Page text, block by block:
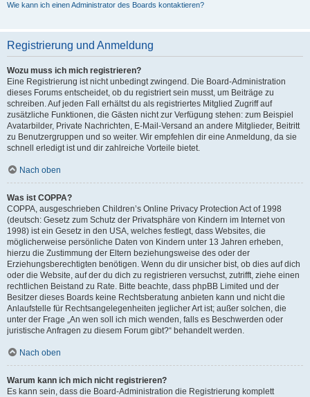
Wie kann ich einen Administrator des Boards kontaktieren?
Registrierung und Anmeldung
Wozu muss ich mich registrieren?
Eine Registrierung ist nicht unbedingt zwingend. Die Board-Administration
dieses Forums entscheidet, ob du registriert sein musst, um Beiträge zu
schreiben. Auf jeden Fall erhältst du als registriertes Mitglied Zugriff auf
zusätzliche Funktionen, die Gästen nicht zur Verfügung stehen: zum Beispiel
Avatarbilder, Private Nachrichten, E-Mail-Versand an andere Mitglieder, Beitritt
zu Benutzergruppen und so weiter. Wir empfehlen dir eine Anmeldung, da sie
schnell erledigt ist und dir zahlreiche Vorteile bietet.
Nach oben
Was ist COPPA?
COPPA, ausgeschrieben Children’s Online Privacy Protection Act of 1998
(deutsch: Gesetz zum Schutz der Privatsphäre von Kindern im Internet von
1998) ist ein Gesetz in den USA, welches festlegt, dass Websites, die
möglicherweise persönliche Daten von Kindern unter 13 Jahren erheben,
hierzu die Zustimmung der Eltern beziehungsweise des oder der
Erziehungsberechtigten benötigen. Wenn du dir unsicher bist, ob dies auf dich
oder die Website, auf der du dich zu registrieren versuchst, zutrifft, ziehe einen
rechtlichen Beistand zu Rate. Bitte beachte, dass phpBB Limited und der
Besitzer dieses Boards keine Rechtsberatung anbieten kann und nicht die
Anlaufstelle für Rechtsangelegenheiten jeglicher Art ist; außer solchen, die
unter der Frage „An wen soll ich mich wenden, falls es Beschwerden oder
juristische Anfragen zu diesem Forum gibt?“ behandelt werden.
Nach oben
Warum kann ich mich nicht registrieren?
Es kann sein, dass die Board-Administration die Registrierung komplett